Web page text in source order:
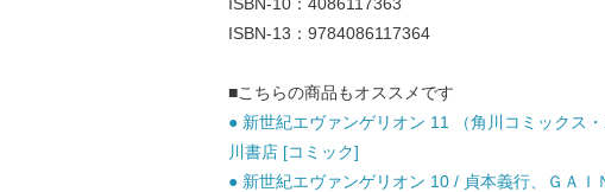
ISBN-13：9784086117364
■こちらの商品もオススメです
● 新世紀エヴァンゲリオン 11 （角川コミックス
川書店 [コミック]
● 新世紀エヴァンゲリオン 10 / 貞本義行、ＧＡＩ